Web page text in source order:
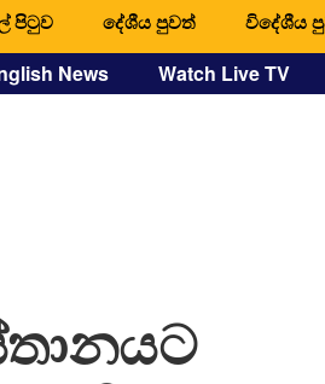
පිටුව දේශීය පුවත් විදේශීය
News Watch Live TV